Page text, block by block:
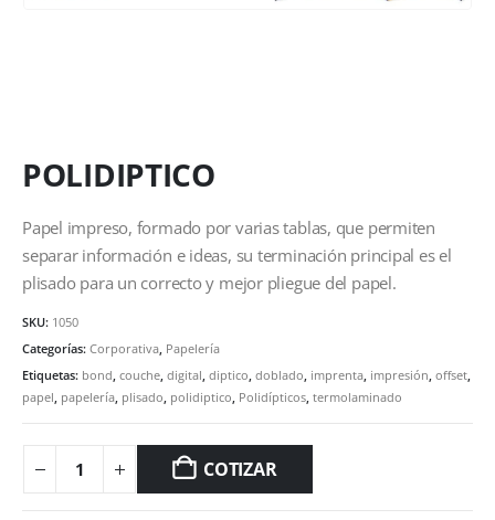
POLIDIPTICO
Papel impreso, formado por varias tablas, que permiten
separar información e ideas, su terminación principal es el
plisado para un correcto y mejor pliegue del papel.
SKU: 1050
Categorías: Corporativa, Papelería
Etiquetas: bond couche digital diptico doblado imprenta impresión offset
papel papelería plisado polidiptico Polidípticos termolaminado
COTIZAR